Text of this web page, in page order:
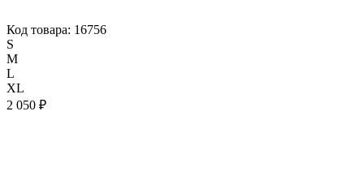
Код товара: 16756
S
M
L
XL
2 050 ₽